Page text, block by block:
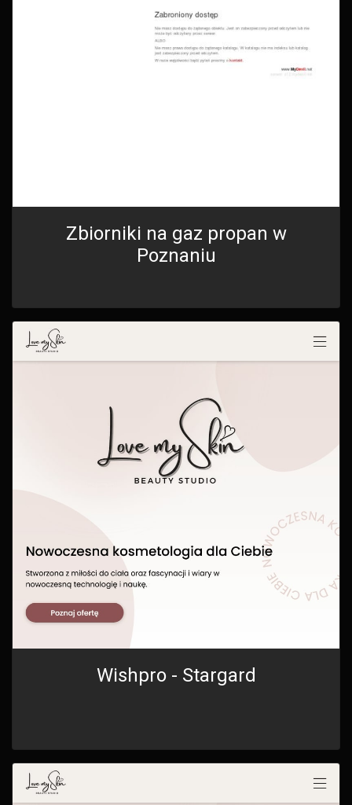
Zbiorniki na gaz propan w
Poznaniu
Wishpro - Stargard